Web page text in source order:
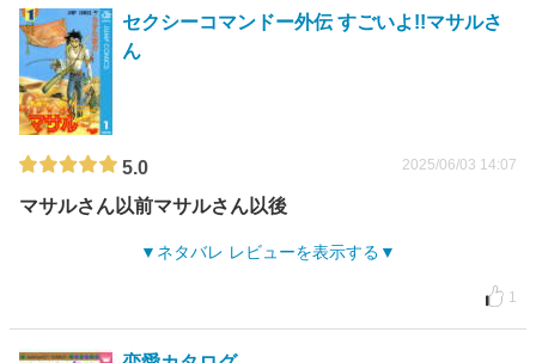
セクシーコマンドー外伝 すごいよ!!マサルさ
ん
5.0 2025/06/03 14:07
マサルさん以前マサルさん以後
ネタバレ レビューを表示する
1